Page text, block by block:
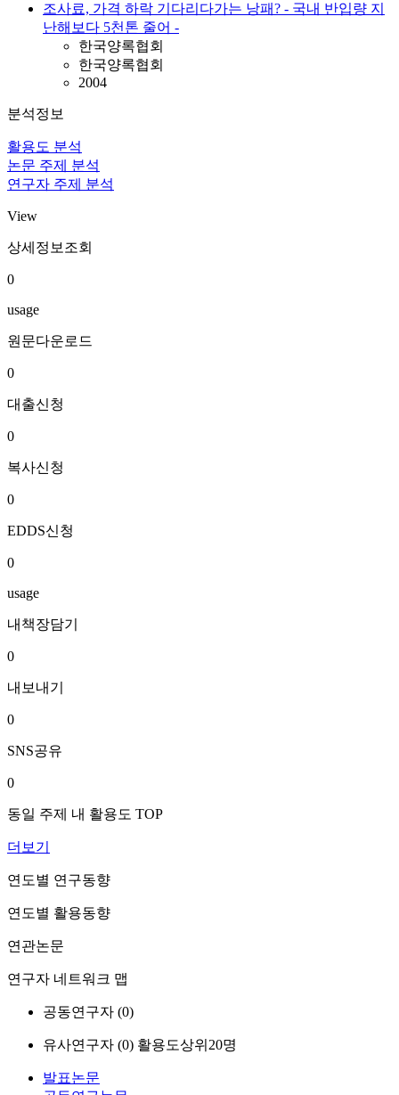
조사료, 가격 하락 기다리다가는 낭패? - 국내 반입량 지
난해보다 5천톤 줄어 -
한국양록협회
한국양록협회
2004
분석정보
활용도 분석
논문 주제 분석
연구자 주제 분석
View
상세정보조회
0
usage
원문다운로드
0
대출신청
0
복사신청
0
EDDS신청
0
usage
내책장담기
0
내보내기
0
SNS공유
0
동일 주제 내 활용도 TOP
더보기
연도별 연구동향
연도별 활용동향
연관논문
연구자 네트워크 맵
공동연구자 (0)
유사연구자 (0) 활용도상위20명
발표논문